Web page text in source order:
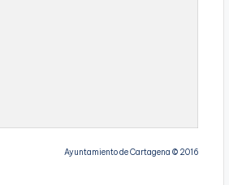
Ayuntamiento de Cartagena © 2016